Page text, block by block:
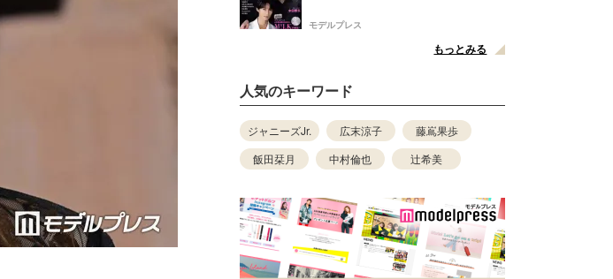
モデルプレス
もっとみる
人気のキーワード
ジャニーズJr. 広末涼子
藤嶌果歩
飯田栞月
中村倫也 辻希美